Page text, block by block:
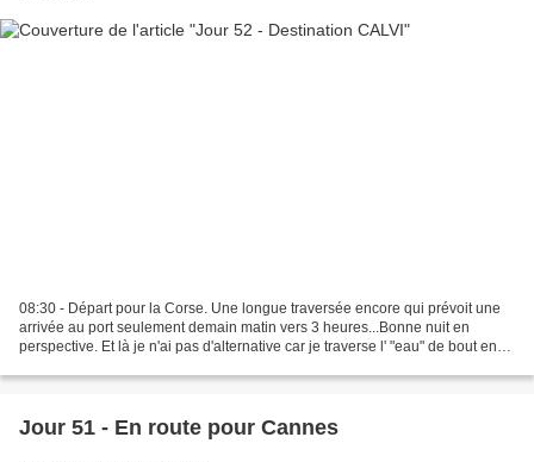
08:30 - Départ pour la Corse. Une longue traversée encore qui prévoit une
arrivée au port seulement demain matin vers 3 heures...Bonne nuit en
perspective. Et là je n'ai pas d'alternative car je traverse l' "eau" de bout en
Jour 51 - En route pour Cannes